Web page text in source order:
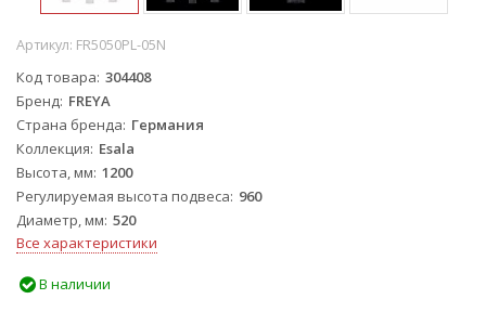
Артикул: FR5050PL-05N
Код товара 304408
Бренд FREYA
Страна бренда Германия
Коллекция Esala
Высота, мм 1200
Регулируемая высота подвеса 960
Диаметр, мм 520
Все характеристики
В наличии